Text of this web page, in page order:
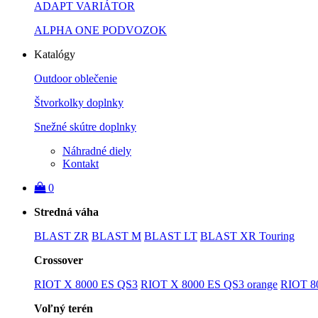
ADAPT VARIÁTOR
ALPHA ONE PODVOZOK
Katalógy
Outdoor oblečenie
Štvorkolky doplnky
Snežné skútre doplnky
Náhradné diely
Kontakt
0
Stredná váha
BLAST ZR BLAST M BLAST LT BLAST XR Touring
Crossover
RIOT X 8000 ES QS3 RIOT X 8000 ES QS3 orange RIOT
Voľný terén